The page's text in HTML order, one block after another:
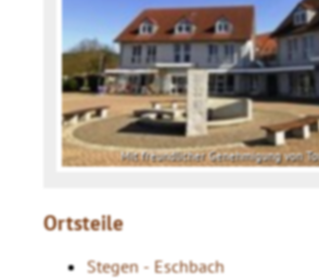
Mit freundlicher Genehmigung von
Ortsteile
Stegen - Eschbach